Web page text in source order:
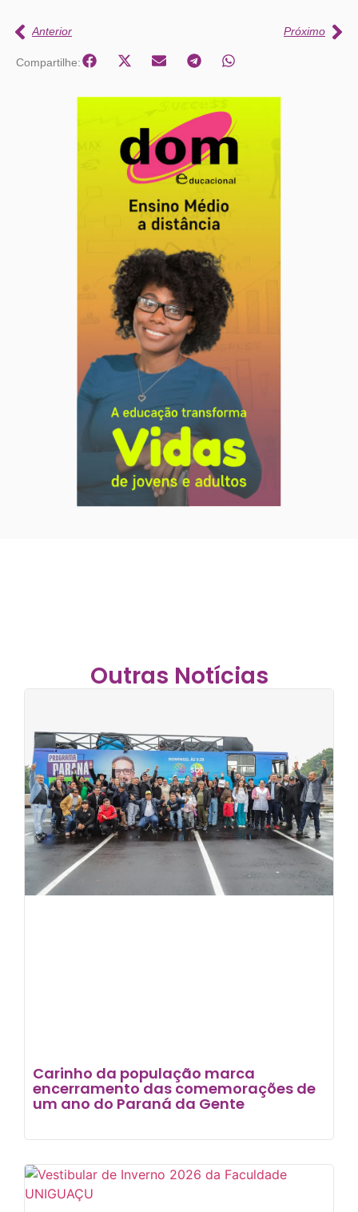
Anterior Próximo
Compartilhe:
Outras Notícias
Carinho da população marca
encerramento das comemorações de
um ano do Paraná da Gente